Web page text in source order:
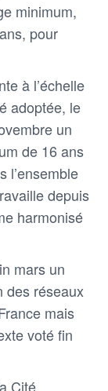
minimum,
pour
à l’échelle
adoptée, le
un
de 16 ans
l’ensemble
depuis
harmonisé
mars un
des réseaux
mais
voté fin
Cité